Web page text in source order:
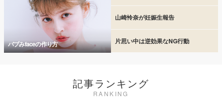
バブみfaceの作り方
山崎怜奈が妊娠生報告
片思い中は逆効果なNG行動
記事ランキング
RANKING